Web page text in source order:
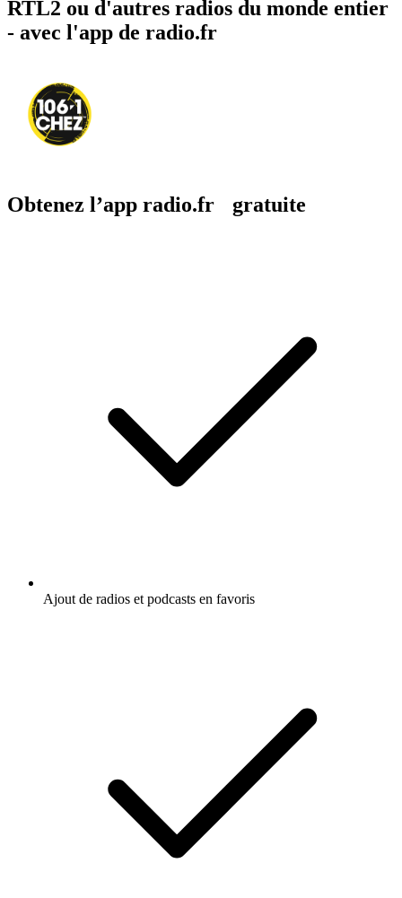
RTL2 ou d'autres radios du monde entier
- avec l'app de radio.fr
Obtenez l’app radio.fr gratuite
Ajout de radios et podcasts en favoris